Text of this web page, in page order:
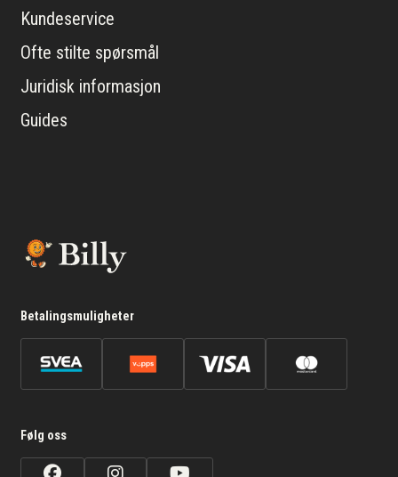
Kundeservice
Ofte stilte spørsmål
Juridisk informasjon
Guides
Betalingsmuligheter
Følg oss